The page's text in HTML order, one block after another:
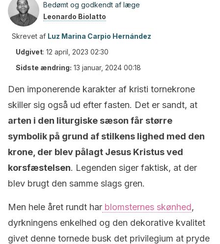
Bedømt og godkendt af læge
Leonardo Biolatto
Skrevet af Luz Marina Carpio Hernández
Udgivet: 12 april, 2023 02:30
Sidste ændring: 13 januar, 2024 00:18
Den imponerende karakter af kristi tornekrone
skiller sig også ud efter fasten. Det er sandt, at
arten i den liturgiske sæson får større
symbolik på grund af stilkens lighed med den
krone, der blev pålagt Jesus Kristus ved
korsfæstelsen. Legenden siger faktisk, at der
blev brugt den samme slags gren.
Men hele året rundt har blomsternes skønhed,
dyrkningens enkelhed og den dekorative kvalitet
givet denne tornede busk det privilegium at pryde